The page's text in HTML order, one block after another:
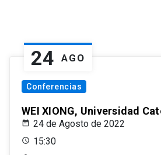
24 AGO
Conferencias
WEI XIONG, Universidad
24 de Agosto de 2022
15:30